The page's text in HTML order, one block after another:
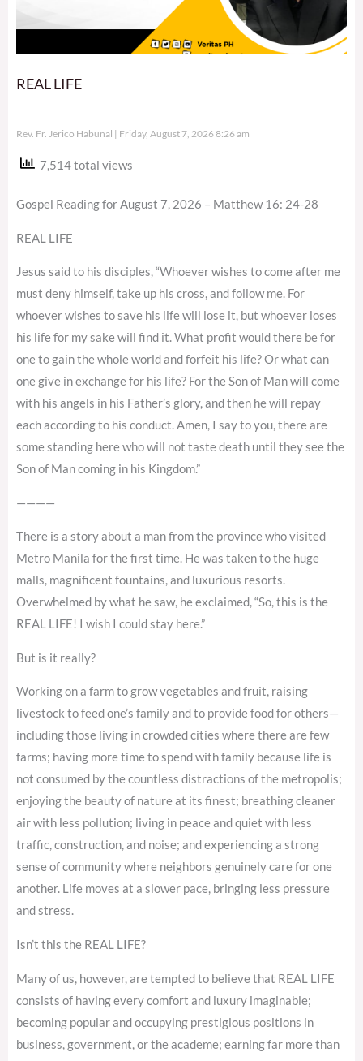
REAL LIFE
Rev. Fr. Jerico Habunal Friday, August 7, 2026 8:26 am
7,514 total views
Gospel Reading for August 7, 2026 – Matthew 16: 24-28
REAL LIFE
Jesus said to his disciples, “Whoever wishes to come after me
must deny himself, take up his cross, and follow me. For
whoever wishes to save his life will lose it, but whoever loses
his life for my sake will find it. What profit would there be for
one to gain the whole world and forfeit his life? Or what can
one give in exchange for his life? For the Son of Man will come
with his angels in his Father’s glory, and then he will repay
each according to his conduct. Amen, I say to you, there are
some standing here who will not taste death until they see the
Son of Man coming in his Kingdom.”
————
There is a story about a man from the province who visited
Metro Manila for the first time. He was taken to the huge
malls, magnificent fountains, and luxurious resorts.
Overwhelmed by what he saw, he exclaimed, “So, this is the
REAL LIFE! I wish I could stay here.”
But is it really?
Working on a farm to grow vegetables and fruit, raising
livestock to feed one’s family and to provide food for others—
including those living in crowded cities where there are few
farms; having more time to spend with family because life is
not consumed by the countless distractions of the metropolis;
enjoying the beauty of nature at its finest; breathing cleaner
air with less pollution; living in peace and quiet with less
traffic, construction, and noise; and experiencing a strong
sense of community where neighbors genuinely care for one
another. Life moves at a slower pace, bringing less pressure
and stress.
Isn’t this the REAL LIFE?
Many of us, however, are tempted to believe that REAL LIFE
consists of having every comfort and luxury imaginable;
becoming popular and occupying prestigious positions in
business, government, or the academe; earning far more than